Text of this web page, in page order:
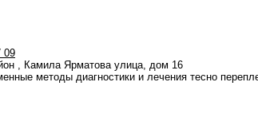
09
, Камила Ярматова улица, дом 16
методы диагностики и лечения тесно